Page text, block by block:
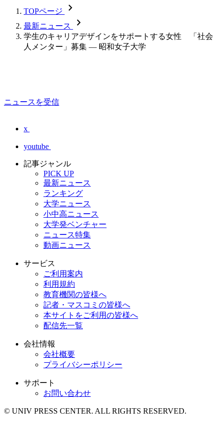
TOPページ chevron_forward
最新ニュース chevron_forward
学生のキャリアデザインをサポートする女性 「社会
人メンター」募集 — 昭和女子大学
ニュースを受信
x
youtube
記事ジャンル
PICK UP
最新ニュース
ランキング
大学ニュース
小中高ニュース
大学発ベンチャー
ニュース特集
動画ニュース
サービス
ご利用案内
利用規約
教育機関の皆様へ
記者・マスコミの皆様へ
本サイトをご利用の皆様へ
配信先一覧
会社情報
会社概要
プライバシーポリシー
サポート
お問い合わせ
© UNIV PRESS CENTER. ALL RIGHTS RESERVED.